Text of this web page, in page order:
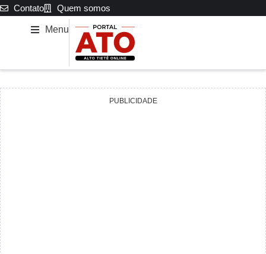
Contato Quem somos
Menu
PUBLICIDADE